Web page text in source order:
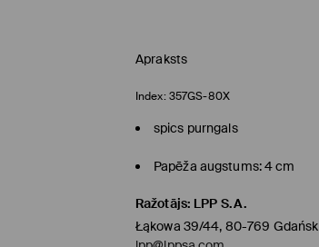
Apraksts
Index: 357GS-80X
spics purngals
Papēža augstums: 4 cm
Ražotājs: LPP S.A.
Łąkowa 39/44, 80-769 Gdańsk